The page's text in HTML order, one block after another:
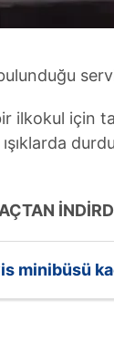
ilkokul için
minibüsü